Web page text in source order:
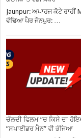
Jaunpur: ਅਪਾਹਜ ਕੋਟੇ ਰਾਹੀਂ
ਵੱਢਿਆ ਪੈਰ ਜੌਨਪੁਰ: …
ਚੱਲਦੀ ਫਿਲਮ ”ਚ ਕਿਸੇ ਦਾ
”ਸਪਾਈਡਰ ਮੈਨ” ਵੀ ਭੱਜਿਆ